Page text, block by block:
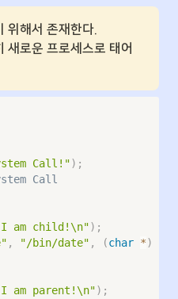
위해서 존재한다.
새로운 프로세스로 태어
Call!") ;
Call
am child!\n") ;
, "/bin/date" , (char *)
am parent!\n") ;